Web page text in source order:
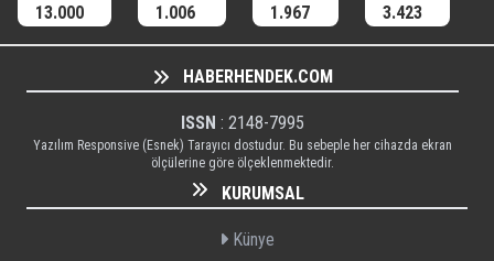
13.000 1.006 1.967 3.423
HABERHENDEK.COM
ISSN : 2148-7995
Yazılım Responsive (Esnek) Tarayıcı dostudur. Bu sebeple her cihazda ekran
ölçülerine göre ölçeklenmektedir.
KURUMSAL
Künye